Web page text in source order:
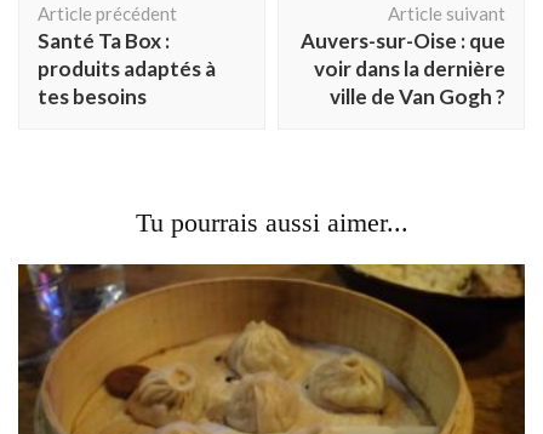
d'article
Article précédent
Santé Ta Box :
produits adaptés à
tes besoins
Article suivant
Auvers-sur-Oise : que
voir dans la dernière
ville de Van Gogh ?
Tu pourrais aussi aimer...